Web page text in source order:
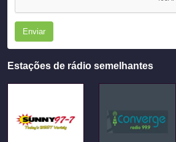
Enviar
Estações de rádio semelhantes